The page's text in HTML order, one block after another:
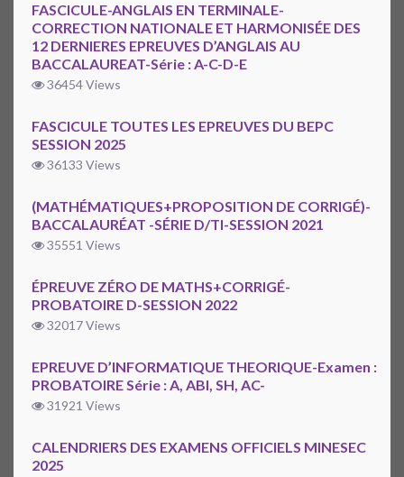
FASCICULE-ANGLAIS EN TERMINALE-
CORRECTION NATIONALE ET HARMONISÉE DES
12 DERNIERES EPREUVES D’ANGLAIS AU
BACCALAUREAT-Série : A-C-D-E
36454 Views
FASCICULE TOUTES LES EPREUVES DU BEPC
SESSION 2025
36133 Views
(MATHÉMATIQUES+PROPOSITION DE CORRIGÉ)-
BACCALAURÉAT -SÉRIE D/TI-SESSION 2021
35551 Views
ÉPREUVE ZÉRO DE MATHS+CORRIGÉ-
PROBATOIRE D-SESSION 2022
32017 Views
EPREUVE D’INFORMATIQUE THEORIQUE-Examen :
PROBATOIRE Série : A, ABI, SH, AC-
31921 Views
CALENDRIERS DES EXAMENS OFFICIELS MINESEC
2025